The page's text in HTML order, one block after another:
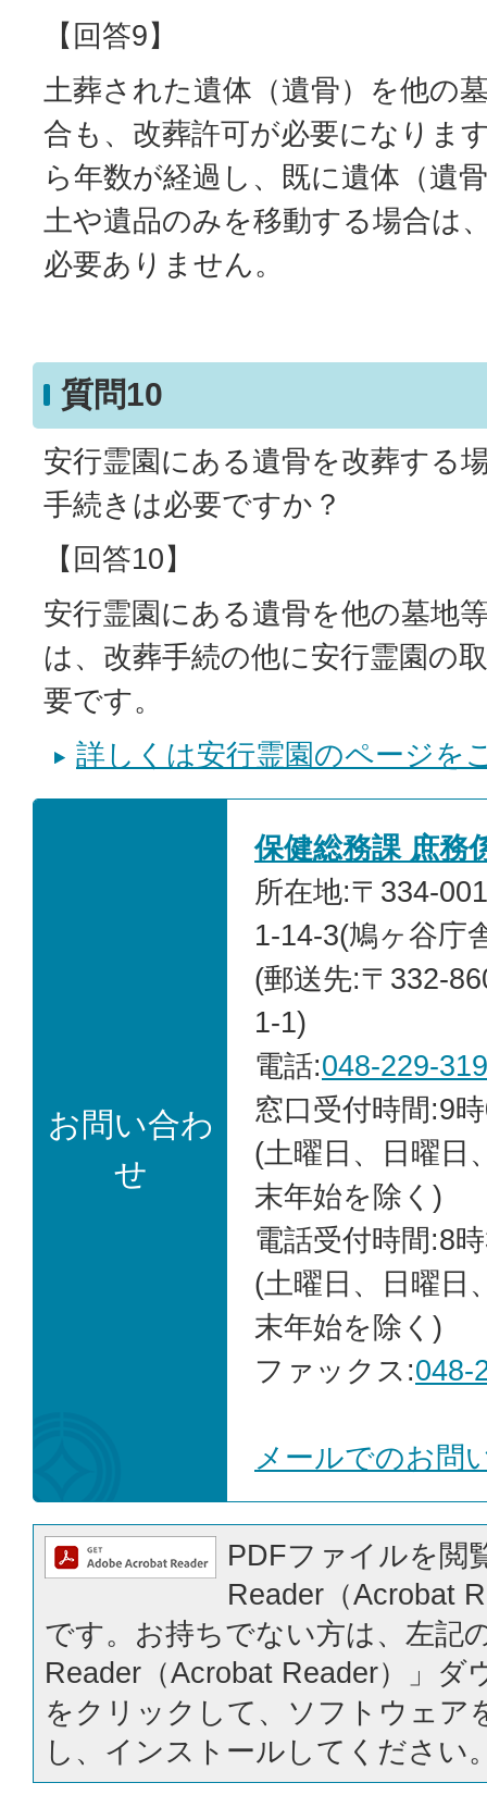
【回答9】
土葬された遺体（遺骨）を他の
合も、改葬許可が必要になりま
ら年数が経過し、既に遺体（遺
土や遺品のみを移動する場合は
必要ありません。
質問10
安行霊園にある遺骨を改葬する
手続きは必要ですか？
【回答10】
安行霊園にある遺骨を他の墓地
は、改葬手続の他に安行霊園の
要です。
詳しくは安行霊園のページを
お問い合わ
せ
保健総務課 庶務
所在地:〒334-
1-14-3(鳩ヶ谷庁
(郵送先:〒332-
1-1)
電話:048-229-
窓口受付時間:9
(土曜日、日曜日
末年始を除く)
電話受付時間:8
(土曜日、日曜日
末年始を除く)
ファックス:048-
メールでのお問
PDFファイルを閲
Reader（Acrobat
です。お持ちでない方は、左記
Reader（Acrobat Reader）」ダ
をクリックして、ソフトウェア
し、インストールしてください